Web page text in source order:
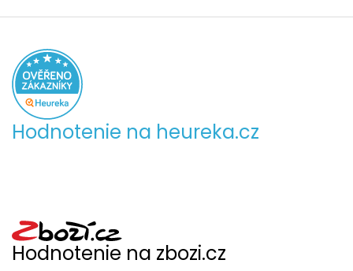
Hodnotenie na heureka.cz
Hodnotenie na zbozi.cz